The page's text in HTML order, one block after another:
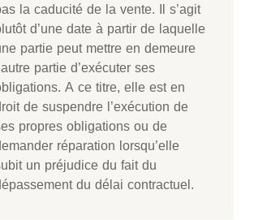
la caducité de la vente. Il s’agit
d’une date à partir de laquelle
partie peut mettre en demeure
partie d’exécuter ses
A ce titre, elle est en
de suspendre l’exécution de
propres obligations ou de
réparation lorsqu’elle
un préjudice du fait du
du délai contractuel.